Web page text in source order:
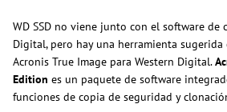
WD SSD no viene junto con el software de
Digital, pero hay una herramienta
Acronis True Image para Western Digital.
Edition es un paquete de software
funciones de copia de seguridad y